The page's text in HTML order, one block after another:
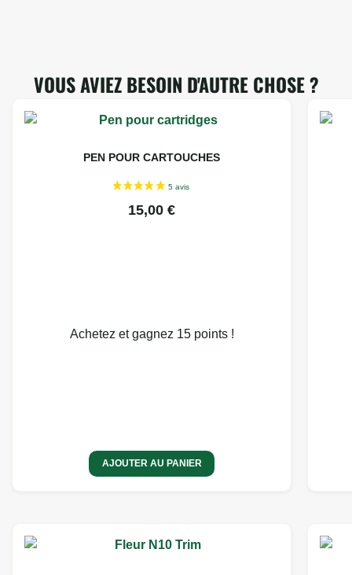
VOUS AVIEZ BESOIN D'AUTRE CHOSE ?
PEN POUR CARTOUCHES
15,00 €
Achetez et gagnez 15 points !
AJOUTER AU PANIER